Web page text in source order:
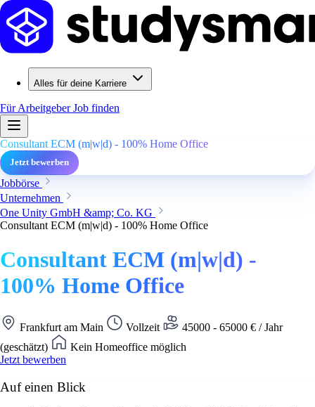
Alles für deine Karriere
Für ArbeitgeberJob finden
Consultant ECM (m|w|d) - 100% Home Office
Jetzt bewerben
Jobbörse
Unternehmen
One Unity GmbH &amp; Co. KG
Consultant ECM (m|w|d) - 100% Home Office
Consultant ECM (m|w|d) -
100% Home Office
Frankfurt am Main Vollzeit
45000 - 65000 € / Jahr
(geschätzt)
Kein Homeoffice möglich
Jetzt bewerben
Auf einen Blick